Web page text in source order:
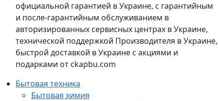
официальной гарантией в Украине, с гарантийным
и после-гарантийным обслуживанием в
авторизированных сервисных центрах в Украине,
технической поддержкой Производителя в Украине,
быстрой доставкой в Украине с акциями и
подарками от ckapbu.com
Бытовая техника
Бытовая химия